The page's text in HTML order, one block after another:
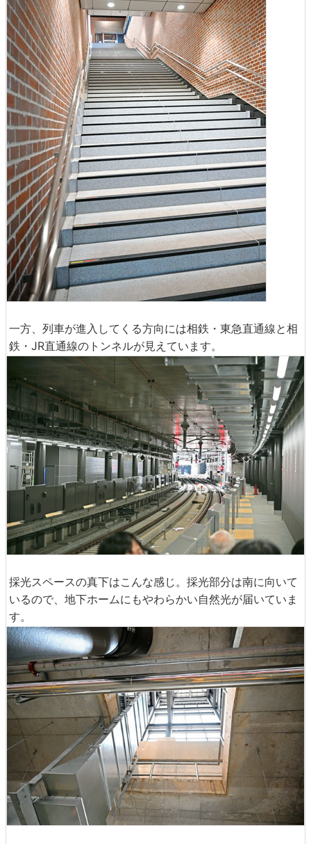
一方、列車が進入してくる方向には相鉄・東急直通線と相
鉄・JR直通線のトンネルが見えています。
採光スペースの真下はこんな感じ。採光部分は南に向いて
いるので、地下ホームにもやわらかい自然光が届いていま
す。